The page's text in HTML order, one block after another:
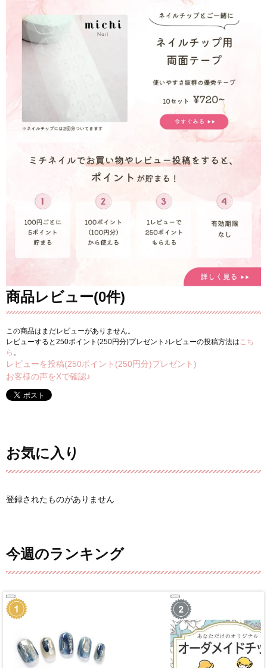
商品レビュー(0件)
この商品はまだレビューがありません。
レビューすると250ポイント(250円分)プレゼント♪レビューの投稿方法は こち
ら 。
レビューを投稿(250ポイント(250円分)プレゼント)
お客様の声をXで確認♪
お気に入り
登録されたものがありません
今週のランキング